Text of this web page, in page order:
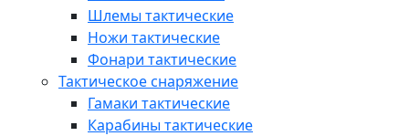
Шлемы тактические
Ножи тактические
Фонари тактические
Тактическое снаряжение
Гамаки тактические
Карабины тактические